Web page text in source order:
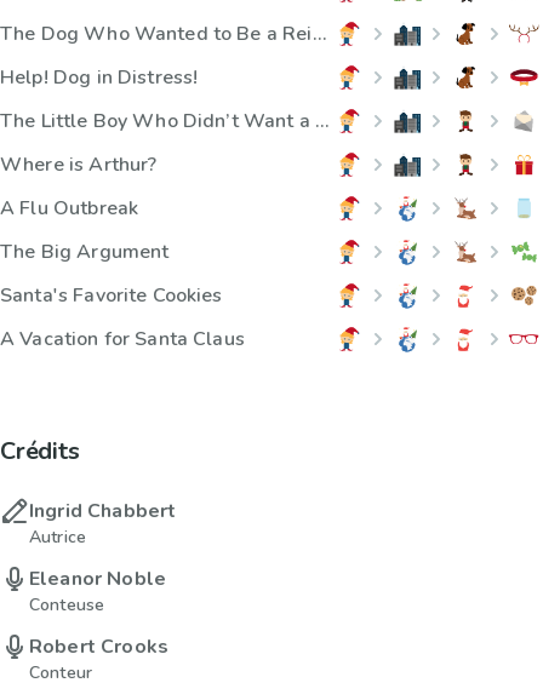
The Dog Who Wanted to Be a Reindeer
Help! Dog in Distress!
The Little Boy Who Didn’t Want a Present
Where is Arthur?
A Flu Outbreak
The Big Argument
Santa's Favorite Cookies
A Vacation for Santa Claus
Crédits
Ingrid Chabbert
Autrice
Eleanor Noble
Conteuse
Robert Crooks
Conteur